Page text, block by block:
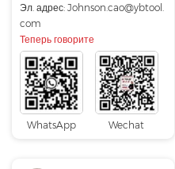
Эл. адрес: Johnson.cao@ybtool.
com
Теперь говорите
WhatsApp Wechat